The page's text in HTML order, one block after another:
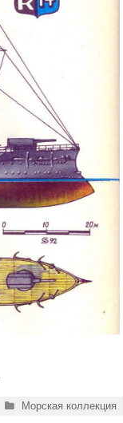
Рубрики
Морская коллекция